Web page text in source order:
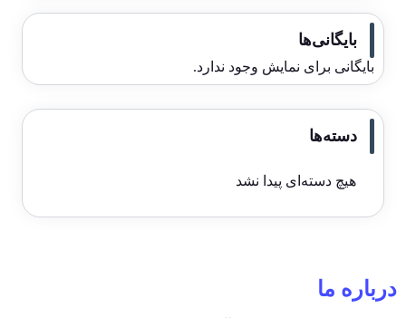
بایگانی‌ها
بایگانی برای نمایش وجود ندارد.
دسته‌ها
هیچ دسته‌ای پیدا نشد
درباره ما